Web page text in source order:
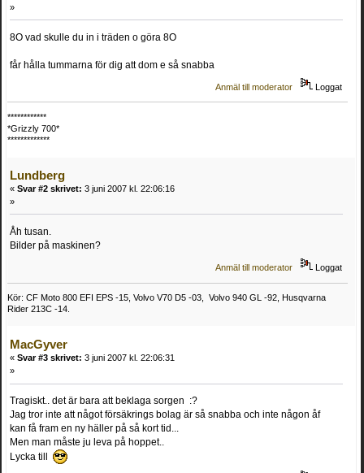
»
8O vad skulle du in i träden o göra 8O
får hålla tummarna för dig att dom e så snabba
Anmäl till moderator Loggat
************
*Grizzly 700*
*************
Lundberg
« Svar #2 skrivet: 3 juni 2007 kl. 22:06:16
»
Åh tusan.
Bilder på maskinen?
Anmäl till moderator Loggat
Kör: CF Moto 800 EFI EPS -15, Volvo V70 D5 -03, Volvo 940 GL -92, Husqvarna
Rider 213C -14.
MacGyver
« Svar #3 skrivet: 3 juni 2007 kl. 22:06:31
»
Tragiskt.. det är bara att beklaga sorgen :?
Jag tror inte att något försäkrings bolag är så snabba och inte någon åf
kan få fram en ny häller på så kort tid...
Men man måste ju leva på hoppet..
Lycka till